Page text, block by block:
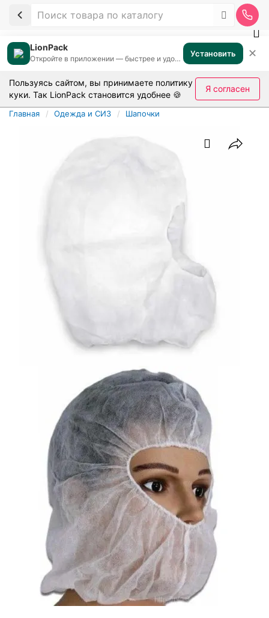
LionPack
Откройте в приложении — быстрее и удобнее Установить ✕
Пользуясь сайтом, вы принимаете политику
куки. Так LionPack становится удобнее 🍪
Я согласен
Главная Одежда и СИЗ Шапочки